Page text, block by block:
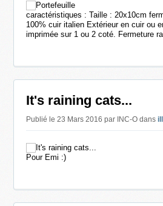
caractéristiques : Taille : 20x10cm
100% cuir italien Extérieur en cuir ou
imprimée sur 1 ou 2 coté. Fermeture
It's raining cats...
Publié le 23 Mars 2016 par INC-O dans
Pour Emi :)